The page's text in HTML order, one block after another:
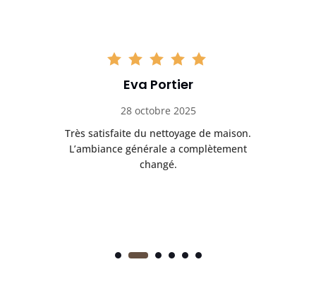
Eva Portier
28 octobre 2025
Très satisfaite du nettoyage de maison.
L’ambiance générale a complètement
changé.